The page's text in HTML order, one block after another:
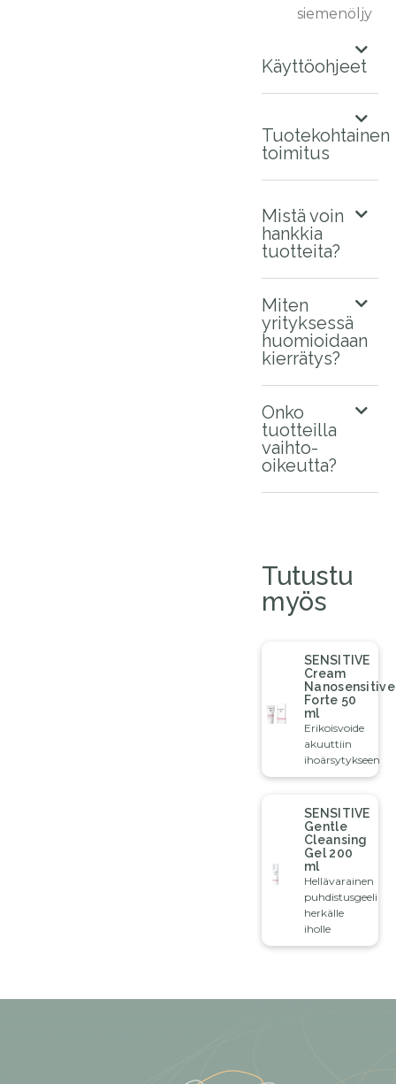
siemenöljy
Käyttöohjeet
Tuotekohtainen
toimitus
Mistä voin
hankkia
tuotteita?
Miten
yrityksessä
huomioidaan
kierrätys?
Onko
tuotteilla
vaihto-
oikeutta?
Tutustu
myös
SENSITIVE
Cream
Nanosensitive
Forte 50
ml
Erikoisvoide
akuuttiin
ihoärsytykseen
SENSITIVE
Gentle
Cleansing
Gel 200
ml
Hellävarainen
puhdistusgeeli
herkälle
iholle